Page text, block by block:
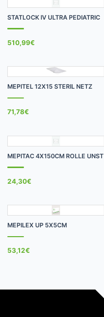
STATLOCK IV ULTRA PEDIATRIC
510,99€
MEPITEL 12X15 STERIL NETZ
71,78€
MEPITAC 4X150CM ROLLE UNST
24,30€
MEPILEX UP 5X5CM
53,12€